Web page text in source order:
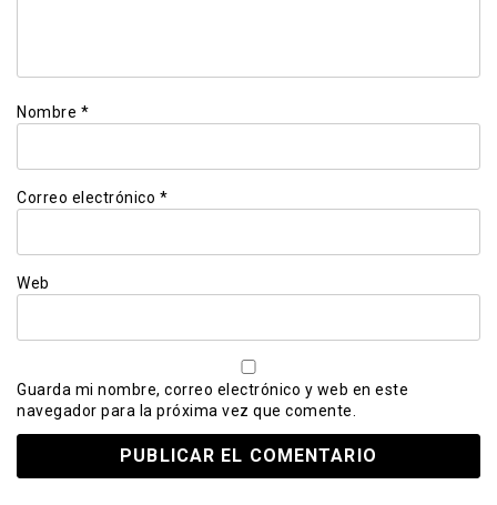
Nombre *
Correo electrónico *
Web
Guarda mi nombre, correo electrónico y web en este
navegador para la próxima vez que comente.